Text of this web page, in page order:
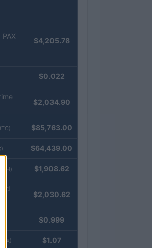
$4,205.78
$0.022
$2,034.90
$85,763.00
$64,439.00
(ETH) $1,908.62
$2,030.62
$0.999
$1.07